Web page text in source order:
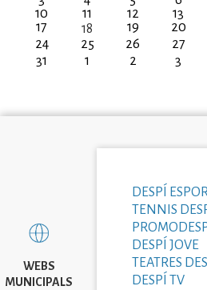
10
11 12 13
17
18 19 20
24
25 26 27
31
1 2 3
WEBS
MUNICIPALS
DESPÍ
TENNIS
DESPÍ JOVE
TEATRES
DESPÍ TV